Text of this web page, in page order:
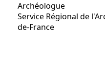
Archéologue
Service Régional de
de-France